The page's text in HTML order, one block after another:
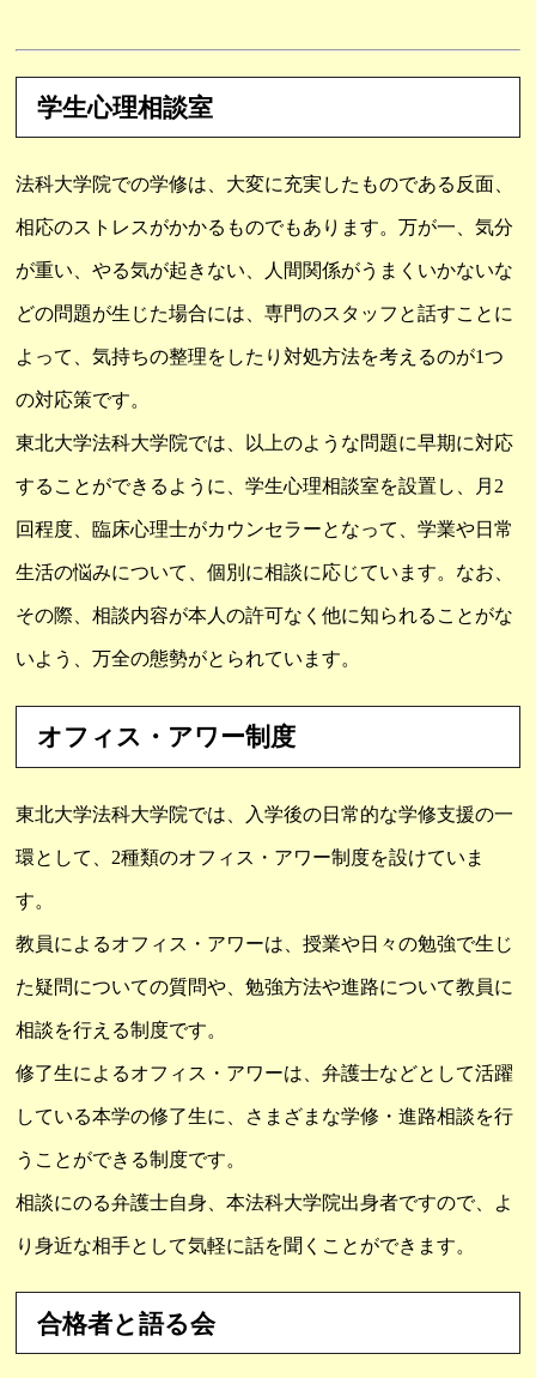
学生心理相談室
法科大学院での学修は、大変に充実したものである反面、
相応のストレスがかかるものでもあります。万が一、気分
が重い、やる気が起きない、人間関係がうまくいかないな
どの問題が生じた場合には、専門のスタッフと話すことに
よって、気持ちの整理をしたり対処方法を考えるのが1つ
の対応策です。
東北大学法科大学院では、以上のような問題に早期に対応
することができるように、学生心理相談室を設置し、月2
回程度、臨床心理士がカウンセラーとなって、学業や日常
生活の悩みについて、個別に相談に応じています。なお、
その際、相談内容が本人の許可なく他に知られることがな
いよう、万全の態勢がとられています。
オフィス・アワー制度
東北大学法科大学院では、入学後の日常的な学修支援の一
環として、2種類のオフィス・アワー制度を設けていま
す。
教員によるオフィス・アワーは、授業や日々の勉強で生じ
た疑問についての質問や、勉強方法や進路について教員に
相談を行える制度です。
修了生によるオフィス・アワーは、弁護士などとして活躍
している本学の修了生に、さまざまな学修・進路相談を行
うことができる制度です。
相談にのる弁護士自身、本法科大学院出身者ですので、よ
り身近な相手として気軽に話を聞くことができます。
合格者と語る会